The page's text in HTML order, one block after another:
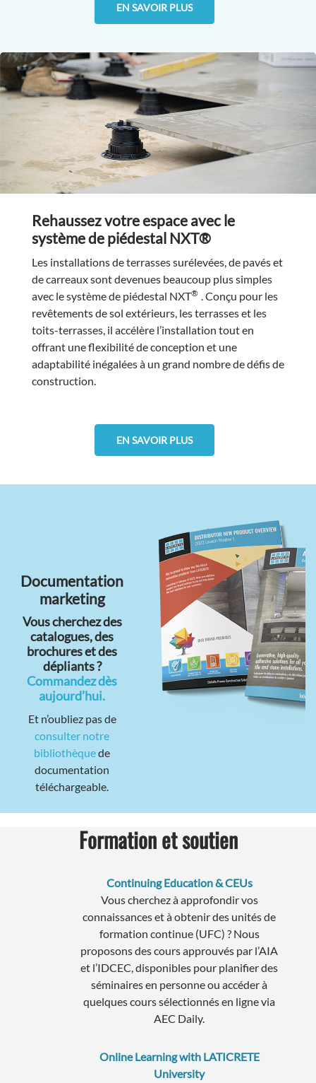
EN SAVOIR PLUS
Rehaussez votre espace avec le
système de piédestal NXT®
Les installations de terrasses surélevées, de pavés et
de carreaux sont devenues beaucoup plus simples
avec le système de piédestal NXT®
. Conçu pour les
revêtements de sol extérieurs, les terrasses et les
toits-terrasses, il accélère l’installation tout en
offrant une flexibilité de conception et une
adaptabilité inégalées à un grand nombre de défis de
construction.
EN SAVOIR PLUS
Documentation
marketing
Vous cherchez des
catalogues, des
brochures et des
dépliants ?
Commandez dès
aujourd’hui.
Et n’oubliez pas de
consulter notre
bibliothèquede
documentation
téléchargeable.
Formation et soutien
Continuing Education & CEUs
Vous cherchez à approfondir vos
connaissances et à obtenir des unités de
formation continue (UFC) ? Nous
proposons des cours approuvés par l’AIA
et l’IDCEC, disponibles pour planifier des
séminaires en personne ou accéder à
quelques cours sélectionnés en ligne via
AEC Daily.
Online Learning with LATICRETE
University